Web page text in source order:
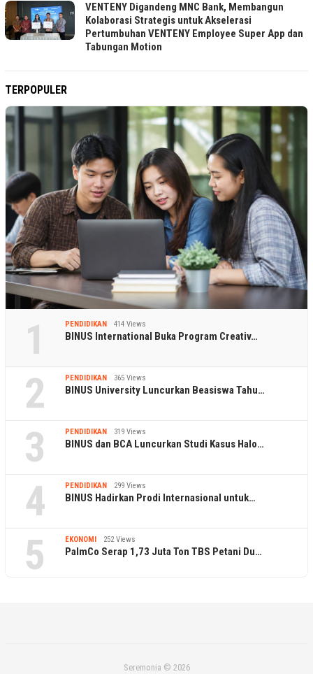
VENTENY Digandeng MNC Bank, Membangun
Kolaborasi Strategis untuk Akselerasi
Pertumbuhan VENTENY Employee Super App dan
Tabungan Motion
TERPOPULER
1 PENDIDIKAN 414 Views
BINUS International Buka Program Creativ…
2 PENDIDIKAN 365 Views
BINUS University Luncurkan Beasiswa Tahu…
3 PENDIDIKAN 319 Views
BINUS dan BCA Luncurkan Studi Kasus Halo…
4 PENDIDIKAN 299 Views
BINUS Hadirkan Prodi Internasional untuk…
5 EKONOMI 252 Views
PalmCo Serap 1,73 Juta Ton TBS Petani Du…
Seremonia © 2026